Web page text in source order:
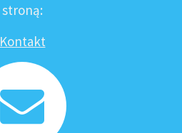
stroną:
Kontakt